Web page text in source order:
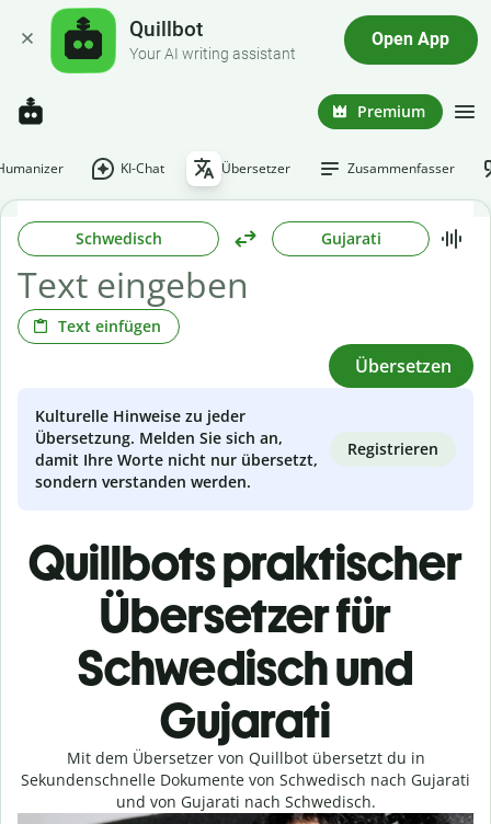
Quillbot
Your AI writing assistant
Open App
Premium
KI-Chat Übersetzer Zusammenfasser
Schwedisch Gujarati
Text einfügen
Übersetzen
Kulturelle Hinweise zu jeder
Übersetzung. Melden Sie sich an,
damit Ihre Worte nicht nur übersetzt,
sondern verstanden werden.
Registrieren
Quillbots praktischer
Übersetzer für
Schwedisch und
Gujarati
Mit dem Übersetzer von Quillbot übersetzt du in
Sekundenschnelle Dokumente von Schwedisch nach Gujarati
und von Gujarati nach Schwedisch.